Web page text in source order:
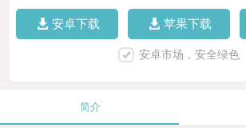
安卓下载 苹果下载
安卓市场，安全绿色
简介